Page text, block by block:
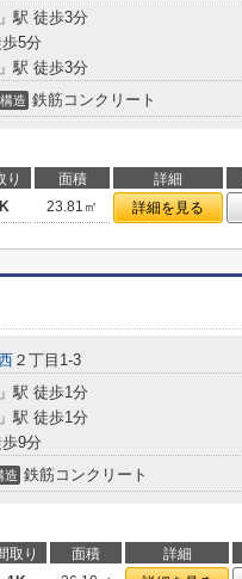
」駅 徒歩3分
歩5分
」駅 徒歩3分
構造 鉄筋コンクリート
り 面積 詳細
23.81㎡ 詳細を見る
２丁目1-3
」駅 徒歩1分
」駅 徒歩1分
歩9分
造 鉄筋コンクリート
取り 面積 詳細